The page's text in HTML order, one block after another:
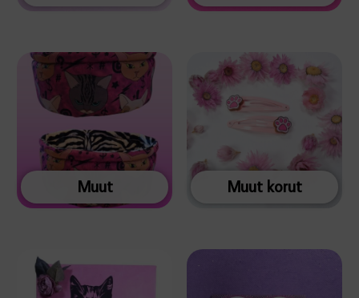
Muut Muut korut